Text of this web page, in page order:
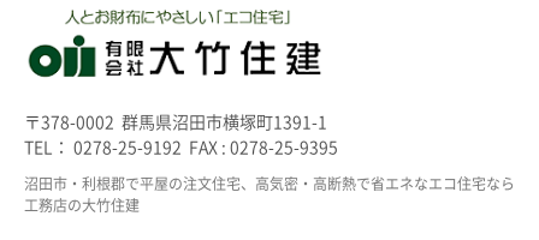
〒378-0002 群馬県沼田市横塚町1391-1
TEL： 0278-25-9192 FAX : 0278-25-9395
沼田市・利根郡で平屋の注文住宅、高気密・高断熱で省エネなエコ住宅なら
工務店の大竹住建